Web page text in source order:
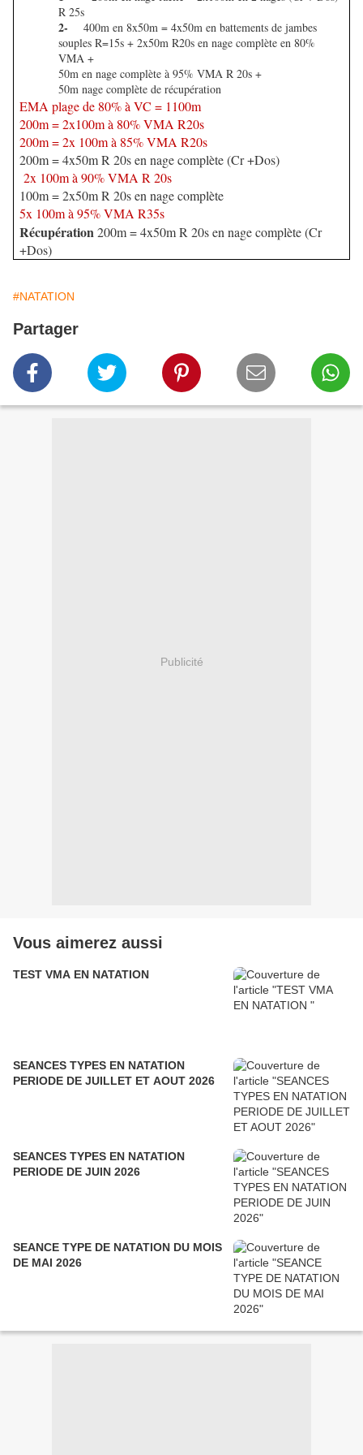
R 25s
2-400m en 8x50m = 4x50m en battements de jambes
souples R=15s + 2x50m R20s en nage complète en 80%
VMA +
50m en nage complète à 95% VMA R 20s +
50m nage complète de récupération
EMA plage de 80% à VC = 1100m
200m = 2x100m à 80% VMA R20s
200m = 2x 100m à 85% VMA R20s
200m = 4x50m R 20s en nage complète (Cr +Dos)
2x 100m à 90% VMA R 20s
100m = 2x50m R 20s en nage complète
5x 100m à 95% VMA R35s
Récupération200m = 4x50m R 20s en nage complète (Cr
+Dos)
#NATATION
Partager
Publicité
Vous aimerez aussi
TEST VMA EN NATATION
SEANCES TYPES EN NATATION
PERIODE DE JUILLET ET AOUT 2026
SEANCES TYPES EN NATATION
PERIODE DE JUIN 2026
SEANCE TYPE DE NATATION DU MOIS
DE MAI 2026